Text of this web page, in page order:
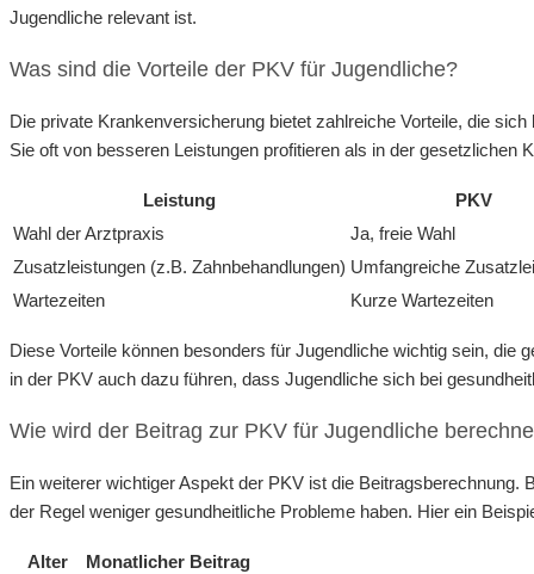
Jugendliche relevant ist.
Was sind die Vorteile der PKV für Jugendliche?
Die private Krankenversicherung bietet zahlreiche Vorteile, die
Sie oft von besseren Leistungen profitieren als in der
Leistung
PKV
Wahl der Arztpraxis
Ja, freie Wahl
Zusatzleistungen (z.B. Zahnbehandlungen) Umfangreiche
Wartezeiten
Kurze Wartezeiten
Diese Vorteile können besonders für Jugendliche wichtig sein, die
in der PKV auch dazu führen, dass Jugendliche sich bei
Wie wird der Beitrag zur PKV für Jugendliche
Ein weiterer wichtiger Aspekt der PKV ist die Beitragsberechnung.
der Regel weniger gesundheitliche Probleme haben. Hier ein
Alter
Monatlicher Beitrag